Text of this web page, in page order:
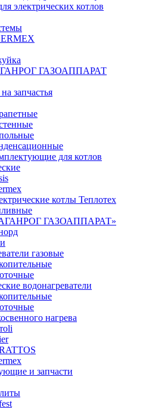
электрических котлов
ГАЗОАППАРАТ
запчастья
для котлов
котлы Теплотех
ГАЗОАППАРАТ»
газовые
водонагреватели
нагрева
и запчасти